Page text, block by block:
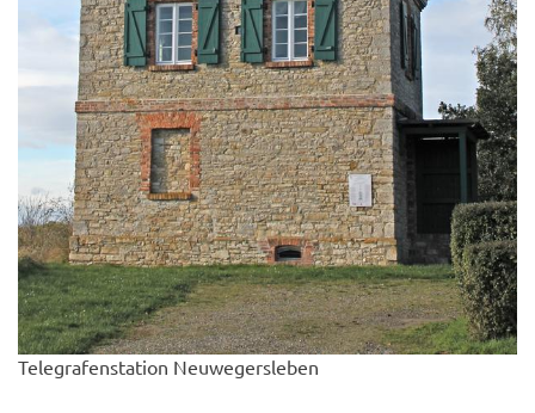
Telegrafenstation Neuwegersleben